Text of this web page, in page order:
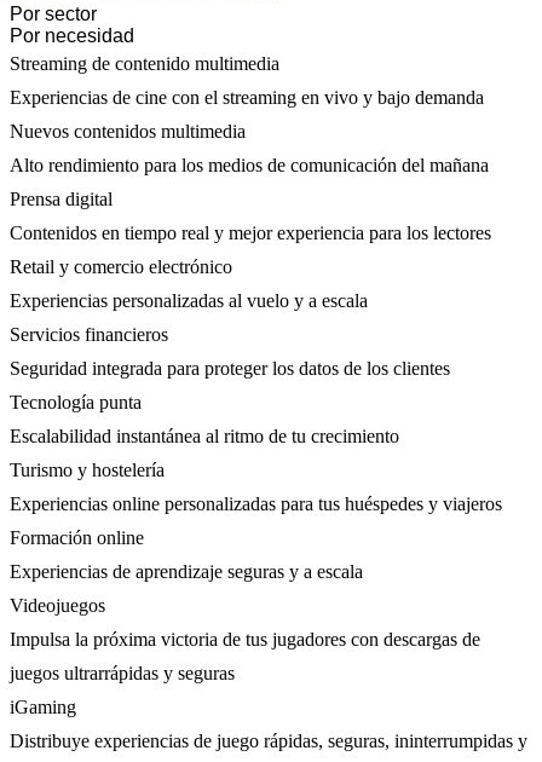
Por sector
Por necesidad
Streaming de contenido multimedia
Experiencias de cine con el streaming en vivo y bajo demanda
Nuevos contenidos multimedia
Alto rendimiento para los medios de comunicación del mañana
Prensa digital
Contenidos en tiempo real y mejor experiencia para los lectores
Retail y comercio electrónico
Experiencias personalizadas al vuelo y a escala
Servicios financieros
Seguridad integrada para proteger los datos de los clientes
Tecnología punta
Escalabilidad instantánea al ritmo de tu crecimiento
Turismo y hostelería
Experiencias online personalizadas para tus huéspedes y viajeros
Formación online
Experiencias de aprendizaje seguras y a escala
Videojuegos
Impulsa la próxima victoria de tus jugadores con descargas de
juegos ultrarrápidas y seguras
iGaming
Distribuye experiencias de juego rápidas, seguras, ininterrumpidas y